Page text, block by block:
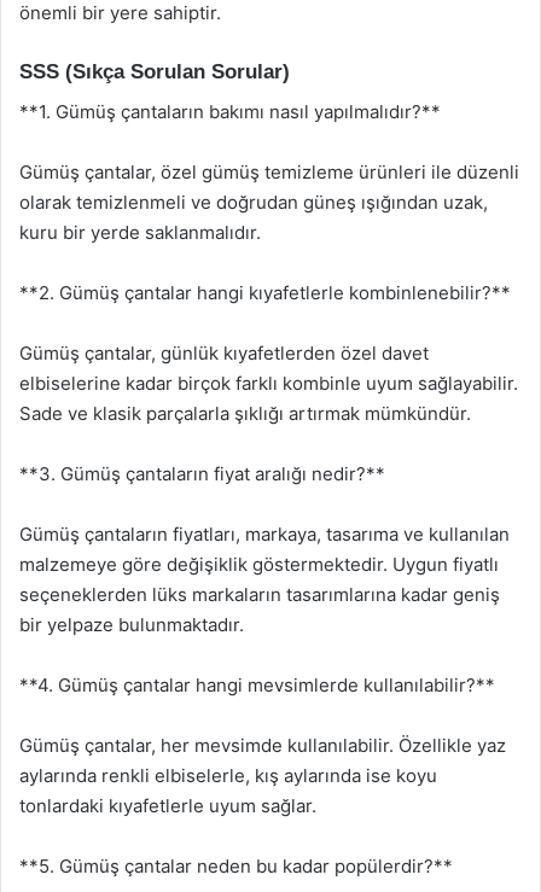
önemli bir yere sahiptir.
SSS (Sıkça Sorulan Sorular)
**1. Gümüş çantaların bakımı nasıl yapılmalıdır?**
Gümüş çantalar, özel gümüş temizleme ürünleri ile düzenli
olarak temizlenmeli ve doğrudan güneş ışığından uzak,
kuru bir yerde saklanmalıdır.
**2. Gümüş çantalar hangi kıyafetlerle kombinlenebilir?**
Gümüş çantalar, günlük kıyafetlerden özel davet
elbiselerine kadar birçok farklı kombinle uyum sağlayabilir.
Sade ve klasik parçalarla şıklığı artırmak mümkündür.
**3. Gümüş çantaların fiyat aralığı nedir?**
Gümüş çantaların fiyatları, markaya, tasarıma ve kullanılan
malzemeye göre değişiklik göstermektedir. Uygun fiyatlı
seçeneklerden lüks markaların tasarımlarına kadar geniş
bir yelpaze bulunmaktadır.
**4. Gümüş çantalar hangi mevsimlerde kullanılabilir?**
Gümüş çantalar, her mevsimde kullanılabilir. Özellikle yaz
aylarında renkli elbiselerle, kış aylarında ise koyu
tonlardaki kıyafetlerle uyum sağlar.
**5. Gümüş çantalar neden bu kadar popülerdir?**